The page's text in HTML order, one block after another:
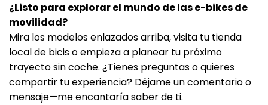
¿Listo para explorar el mundo de las e-bikes de
movilidad?
Mira los modelos enlazados arriba, visita tu tienda
local de bicis o empieza a planear tu próximo
trayecto sin coche. ¿Tienes preguntas o quieres
compartir tu experiencia? Déjame un comentario o
mensaje—me encantaría saber de ti.